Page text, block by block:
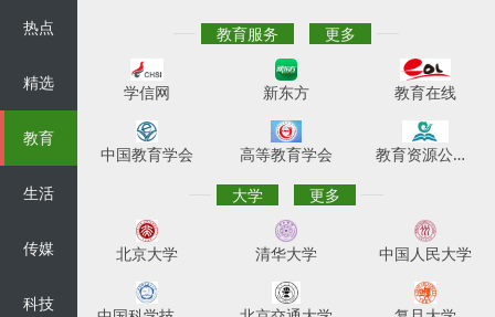
热点
精选
教育
生活
传媒
科技
教育服务 更多
学信网 新东方 教育在线
中国教育学会 高等教育学会
教育资源公共服务平台
大学
更多
北京大学 清华大学 中国人民大学